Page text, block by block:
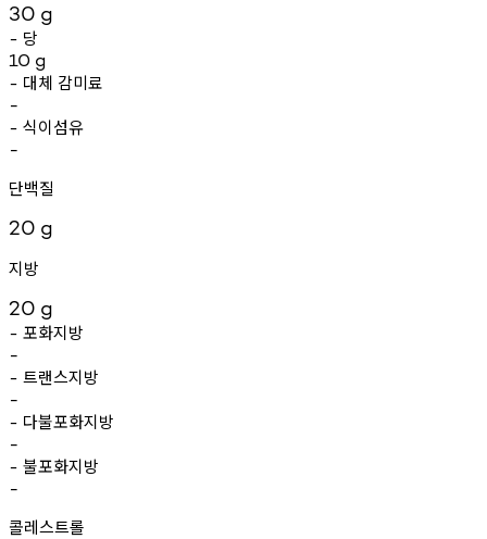
30 g
- 당
10 g
- 대체 감미료
-
- 식이섬유
-
단백질
20 g
지방
20 g
- 포화지방
-
- 트랜스지방
-
- 다불포화지방
-
- 불포화지방
-
콜레스트롤